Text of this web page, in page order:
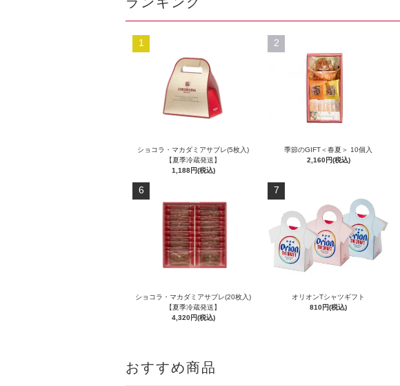
1
ショコラ・マカダミアサブレ(5枚入)
【夏季冷蔵発送】
1,188円(税込)
2
季節のGIFT＜春夏＞ 10個入
2,160円(税込)
6
ショコラ・マカダミアサブレ(20枚入)
【夏季冷蔵発送】
4,320円(税込)
7
オリオンTシャツギフト
810円(税込)
おすすめ商品